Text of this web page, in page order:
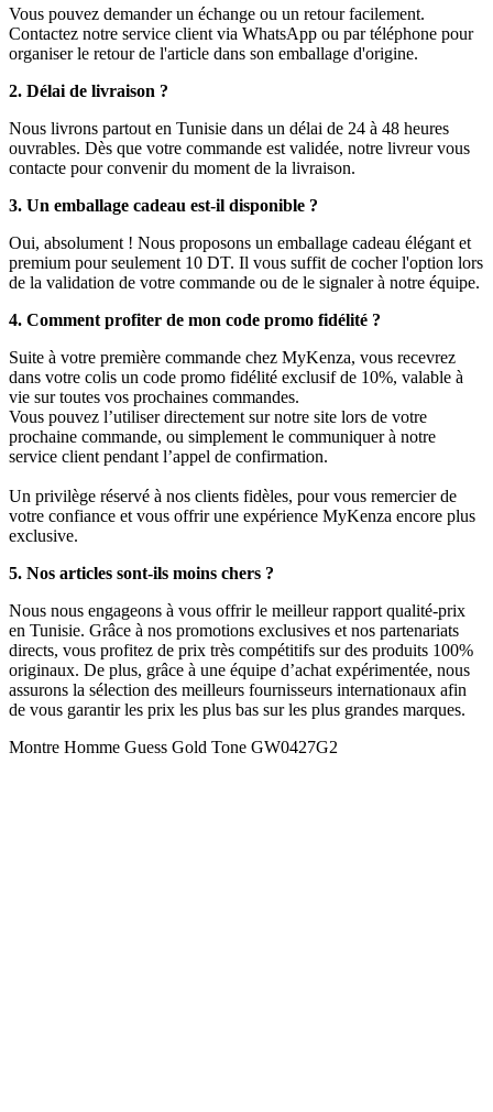
Vous pouvez demander un échange ou un retour facilement.
Contactez notre service client via WhatsApp ou par téléphone pour
organiser le retour de l'article dans son emballage d'origine.
2. Délai de livraison ?
Nous livrons partout en Tunisie dans un délai de 24 à 48 heures
ouvrables. Dès que votre commande est validée, notre livreur vous
contacte pour convenir du moment de la livraison.
3. Un emballage cadeau est-il disponible ?
Oui, absolument ! Nous proposons un emballage cadeau élégant et
premium pour seulement 10 DT. Il vous suffit de cocher l'option lors
de la validation de votre commande ou de le signaler à notre équipe.
4. Comment profiter de mon code promo fidélité ?
Suite à votre première commande chez MyKenza, vous recevrez
dans votre colis un code promo fidélité exclusif de 10%, valable à
vie sur toutes vos prochaines commandes.
Vous pouvez l’utiliser directement sur notre site lors de votre
prochaine commande, ou simplement le communiquer à notre
service client pendant l’appel de confirmation.
Un privilège réservé à nos clients fidèles, pour vous remercier de
votre confiance et vous offrir une expérience MyKenza encore plus
exclusive.
5. Nos articles sont-ils moins chers ?
Nous nous engageons à vous offrir le meilleur rapport qualité-prix
en Tunisie. Grâce à nos promotions exclusives et nos partenariats
directs, vous profitez de prix très compétitifs sur des produits 100%
originaux. De plus, grâce à une équipe d’achat expérimentée, nous
assurons la sélection des meilleurs fournisseurs internationaux afin
de vous garantir les prix les plus bas sur les plus grandes marques.
Montre Homme Guess Gold Tone GW0427G2